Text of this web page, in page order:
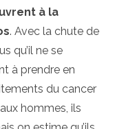
à la
. Avec la chute de
qu’il ne se
à prendre en
du cancer
hommes, ils